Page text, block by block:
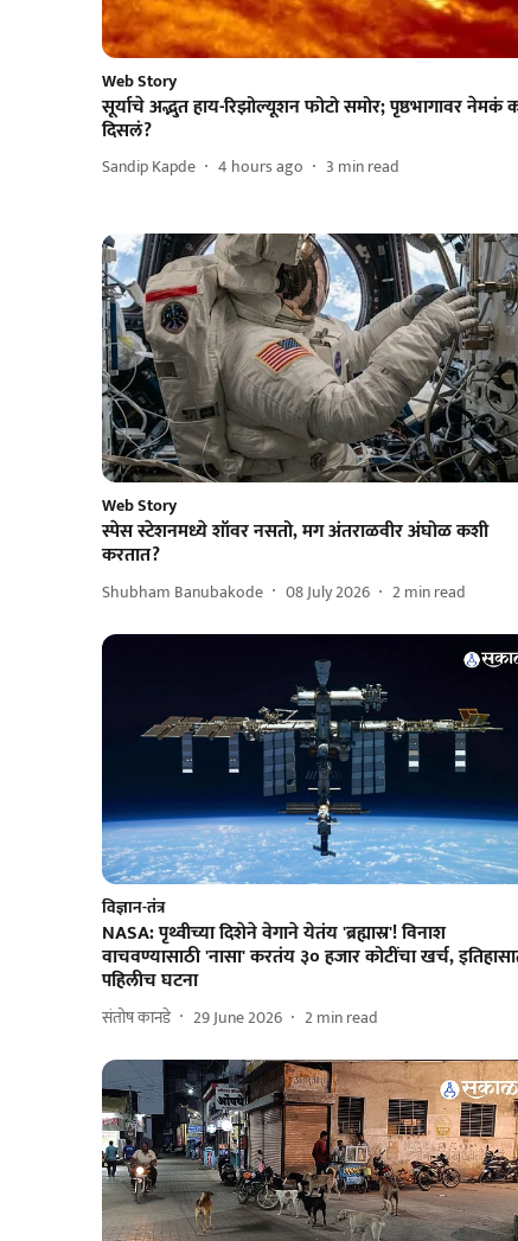
Web Story
सूर्याचे अद्भुत हाय-रिझोल्यूशन फोटो समोर; पृष्ठभागावर नेमकं
दिसलं?
Sandip Kapde 4 hours ago 3 min read
Web Story
स्पेस स्टेशनमध्ये शॉवर नसतो, मग अंतराळवीर अंघोळ कशी
करतात?
Shubham Banubakode 08 July 2026 2min read
विज्ञान-तंत्र
NASA: पृथ्वीच्या दिशेने वेगाने येतंय 'ब्रह्मास्र'! विनाश
वाचवण्यासाठी 'नासा' करतंय ३० हजार कोटींचा खर्च,
पहिलीच घटना
संतोष कानडे 29 June 2026 2min read